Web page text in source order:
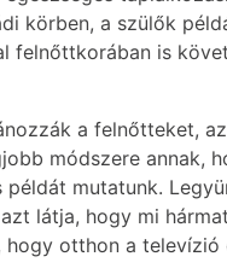
körben, a szülők
felnőttkorában is
a felnőtteket,
módszere annak,
példát mutatunk.
látja, hogy mi
hogy otthon a televízió